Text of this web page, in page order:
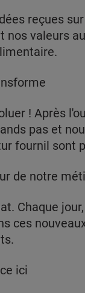
reçues
nos valeurs
! Après
pas et
fournil sont
de notre
Chaque
ces
ici